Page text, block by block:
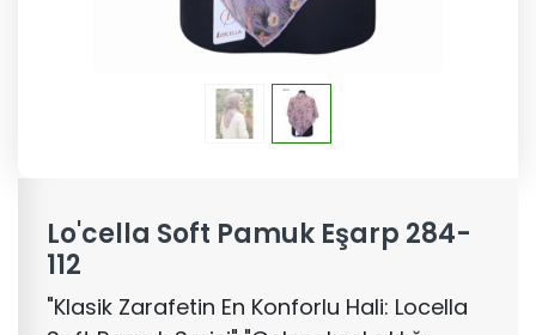
Lo'cella Soft Pamuk Eşarp 284-
112
"Klasik Zarafetin En Konforlu Hali: Locella